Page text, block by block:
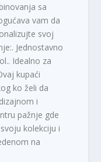
sa
vam da
svoj
Jednostavno
Idealno za
kupaći
ko želi da
i
pažnje gde
kolekciju i
na